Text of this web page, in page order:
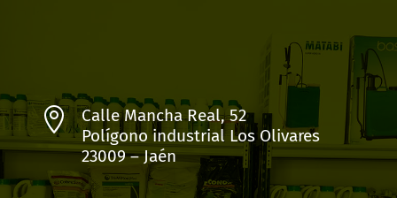

Calle Mancha Real, 52
Polígono industrial Los Olivares
23009 – Jaén